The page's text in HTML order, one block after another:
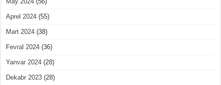
Aprel 2024 (55)
Mart 2024 (38)
Fevral 2024 (36)
Yanvar 2024 (28)
Dekabr 2023 (28)